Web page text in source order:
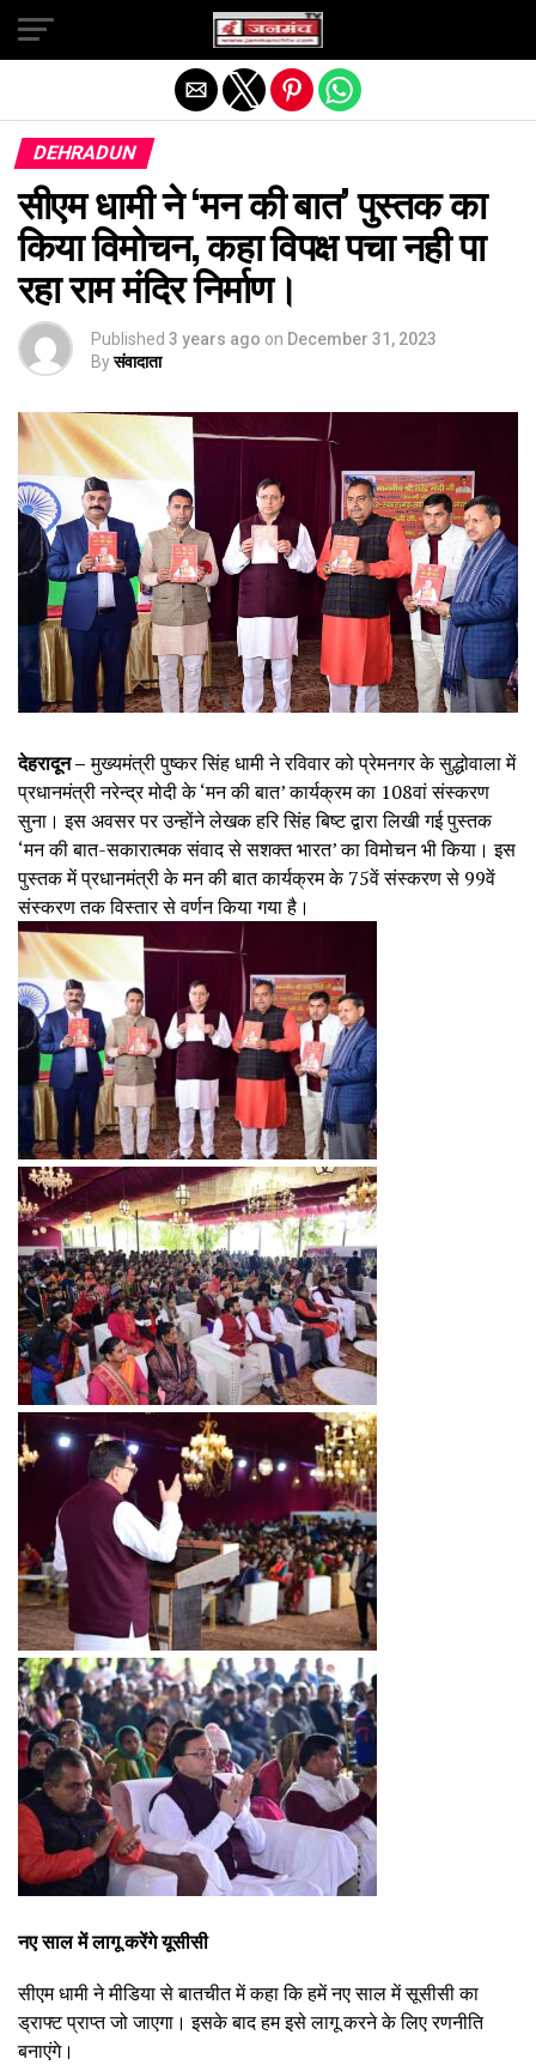
DEHRADUN
सीएम धामी ने ‘मन की बात’ पुस्तक का
किया विमोचन, कहा विपक्ष पचा नही पा
रहा राम मंदिर निर्माण।
Published 3 years ago on December 31, 2023
Byसंवादाता
देहरादून –मुख्यमंत्री पुष्कर सिंह धामी ने रविवार को प्रेमनगर के सुद्धोवाला में
प्रधानमंत्री नरेन्द्र मोदी के ‘मन की बात’ कार्यक्रम का 108वां संस्करण
सुना। इस अवसर पर उन्होंने लेखक हरि सिंह बिष्ट द्वारा लिखी गई पुस्तक
‘मन की बात-सकारात्मक संवाद से सशक्त भारत’ का विमोचन भी किया। इस
पुस्तक में प्रधानमंत्री के मन की बात कार्यक्रम के 75वें संस्करण से 99वें
संस्करण तक विस्तार से वर्णन किया गया है।
नए साल में लागू करेंगे यूसीसी
सीएम धामी ने मीडिया से बातचीत में कहा कि हमें नए साल में सूसीसी का
ड्राफ्ट प्राप्त जो जाएगा। इसके बाद हम इसे लागू करने के लिए रणनीति
बनाएंगे।
Exit mobile version